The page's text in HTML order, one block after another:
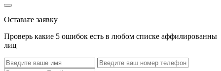
Оставьте заявку
Проверь какие 5 ошибок есть в любом списке аффилированны
лиц